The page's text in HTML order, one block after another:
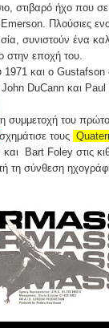
στιβαρό ήχο που
Πλούσιες
συνιστούν ένα
εποχή του.
1971 και ο Gustafson
John DuCann και
συμμετοχή του
σχημάτισε τους
Bart Foley στις
τη σύνθεση